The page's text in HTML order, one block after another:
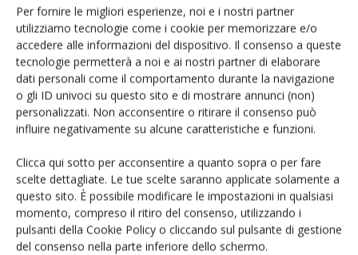
Per fornire le migliori esperienze, noi e i nostri partner
utilizziamo tecnologie come i cookie per memorizzare e/o
accedere alle informazioni del dispositivo. Il consenso a queste
tecnologie permetterà a noi e ai nostri partner di elaborare
dati personali come il comportamento durante la navigazione
o gli ID univoci su questo sito e di mostrare annunci (non)
personalizzati. Non acconsentire o ritirare il consenso può
influire negativamente su alcune caratteristiche e funzioni.
Clicca qui sotto per acconsentire a quanto sopra o per fare
scelte dettagliate. Le tue scelte saranno applicate solamente a
questo sito. È possibile modificare le impostazioni in qualsiasi
momento, compreso il ritiro del consenso, utilizzando i
pulsanti della Cookie Policy o cliccando sul pulsante di gestione
del consenso nella parte inferiore dello schermo.
L'Esperto risponde
I consigli di Terra e Vita agli agricoltori